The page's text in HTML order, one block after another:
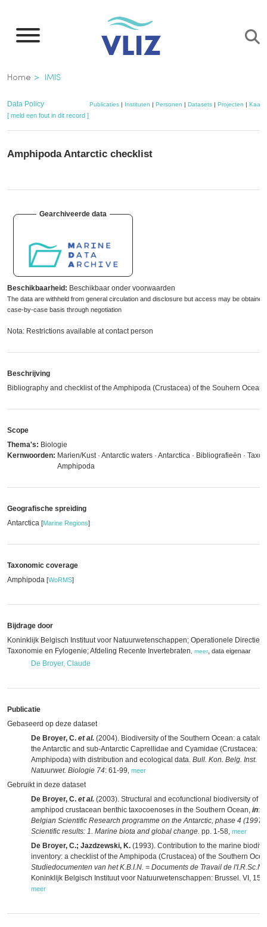
naar
inhoud
gaan
Kruimelpad
Home IMIS
Data Policy Publicaties| Instituten | Personen | Datasets| Projecten |
[ meld een fout in dit record ]
Amphipoda Antarctic checklist
Gearchiveerde data
Beschikbaarheid: Beschikbaar onder voorwaarden
The data are withheld from general circulation and disclosure but access may be obtained
case-by-case basis through negotiation
Nota: Restrictions available at contact person
Beschrijving
Bibliography and checklist of the Amphipoda (Crustacea) of the Souhern Ocean
Scope
Thema's: Biologie
Kernwoorden: Marien/Kust · Antarctic waters · Antarctica · Bibliografieën ·
Amphipoda
Geografische spreiding
Antarctica [Marine Regions]
Taxonomic coverage
Amphipoda [WoRMS]
Bijdrage door
Koninklijk Belgisch Instituut voor Natuurwetenschappen; Operationele Directie
Taxonomie en Fylogenie; Afdeling Recente Invertebraten
meer, data eigenaar
De Broyer, Claude
Publicatie
Gebaseerd op deze dataset
De Broyer, C. et al. (2004). Biodiversity of the Southern Ocean: a
the Antarctic and sub-Antarctic Caprellidae and Cyamidae (Crustacea:
Amphipoda) with distribution and ecological data. Bull. Kon. Belg. Inst.
Natuurwet. Biologie 74: 61-99 meer
Gebruikt in deze dataset
De Broyer, C. et al. (2003). Structural and ecofunctional biodiversity of
amphipod crustacean benthic taxocoenoses in the Southern Ocean, in:
Belgian Scientific Research programme on the Antarctic, phase 4 (1997-
Scientific results: 1. Marine biota and global change. pp. 1-58 meer
De Broyer, C.; Jazdzewski, K. (1993). Contribution to the marine
inventory: a checklist of the Amphipoda (Crustacea) of the Southern
Studiedocumenten van het K.B.I.N. = Documents de Travail de
Koninklijk Belgisch Instituut voor Natuurwetenschappen: Brussel. VI, 154
meer